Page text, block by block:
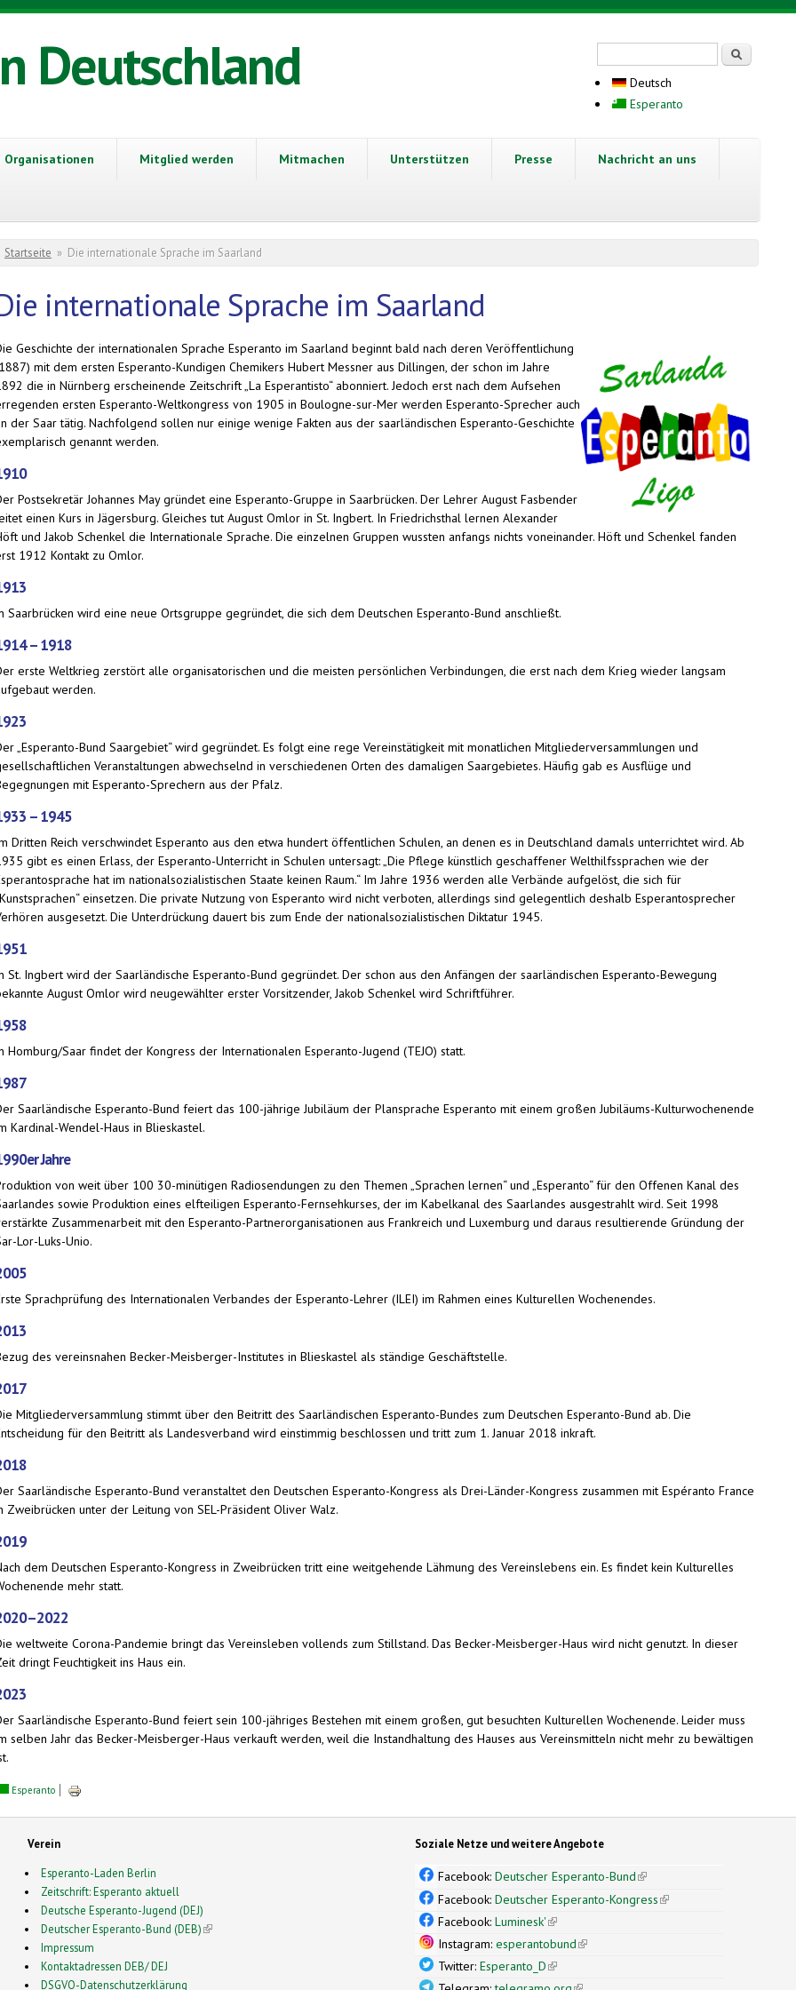
Deutschland
Deutsch
Esperanto
Organisationen Mitglied werden Mitmachen Unterstützen Presse Nachricht an uns
Sie sind hier
Startseite » Die internationale Sprache im Saarland
internationale Sprache im Saarland
Geschichte der internationalen Sprache Esperanto im Saarland beginnt bald nach deren Veröffentlichung
mit dem ersten Esperanto-Kundigen Chemikers Hubert Messner aus Dillingen, der schon im Jahre
die in Nürnberg erscheinende Zeitschrift „La Esperantisto“ abonniert. Jedoch erst nach dem Aufsehen
ersten Esperanto-Weltkongress von 1905 in Boulogne-sur-Mer werden Esperanto-Sprecher auch
der Saar tätig. Nachfolgend sollen nur einige wenige Fakten aus der saarländischen Esperanto-Geschichte
genannt werden.
Postsekretär Johannes May gründet eine Esperanto-Gruppe in Saarbrücken. Der Lehrer August Fasbender
einen Kurs in Jägersburg. Gleiches tut August Omlor in St. Ingbert. In Friedrichsthal lernen Alexander
und Jakob Schenkel die Internationale Sprache. Die einzelnen Gruppen wussten anfangs nichts voneinander. Höft und Schenkel fanden
1912 Kontakt zu Omlor.
Saarbrücken wird eine neue Ortsgruppe gegründet, die sich dem Deutschen Esperanto-Bund anschließt.
– 1918
erste Weltkrieg zerstört alle organisatorischen und die meisten persönlichen Verbindungen, die erst nach dem Krieg wieder langsam
werden.
„Esperanto-Bund Saargebiet“ wird gegründet. Es folgt eine rege Vereinstätigkeit mit monatlichen Mitgliederversammlungen und
Veranstaltungen abwechselnd in verschiedenen Orten des damaligen Saargebietes. Häufig gab es Ausflüge und
mit Esperanto-Sprechern aus der Pfalz.
– 1945
Dritten Reich verschwindet Esperanto aus den etwa hundert öffentlichen Schulen, an denen es in Deutschland damals unterrichtet wird. Ab
gibt es einen Erlass, der Esperanto-Unterricht in Schulen untersagt: „Die Pflege künstlich geschaffener Welthilfssprachen wie der
hat im nationalsozialistischen Staate keinen Raum.“ Im Jahre 1936 werden alle Verbände aufgelöst, die sich für
einsetzen. Die private Nutzung von Esperanto wird nicht verboten, allerdings sind gelegentlich deshalb Esperantosprecher
ausgesetzt. Die Unterdrückung dauert bis zum Ende der nationalsozialistischen Diktatur 1945.
St. Ingbert wird der Saarländische Esperanto-Bund gegründet. Der schon aus den Anfängen der saarländischen Esperanto-Bewegung
August Omlor wird neugewählter erster Vorsitzender, Jakob Schenkel wird Schriftführer.
Homburg/Saar findet der Kongress der Internationalen Esperanto-Jugend (TEJO) statt.
Saarländische Esperanto-Bund feiert das 100-jährige Jubiläum der Plansprache Esperanto mit einem großen Jubiläums-Kulturwochenende
Kardinal-Wendel-Haus in Blieskastel.
Jahre
von weit über 100 30-minütigen Radiosendungen zu den Themen „Sprachen lernen“ und „Esperanto“ für den Offenen Kanal des
sowie Produktion eines elfteiligen Esperanto-Fernsehkurses, der im Kabelkanal des Saarlandes ausgestrahlt wird. Seit 1998
Zusammenarbeit mit den Esperanto-Partnerorganisationen aus Frankreich und Luxemburg und daraus resultierende Gründung der
Lor-Luks-Unio.
Sprachprüfung des Internationalen Verbandes der Esperanto-Lehrer (ILEI) im Rahmen eines Kulturellen Wochenendes.
des vereinsnahen Becker-Meisberger-Institutes in Blieskastel als ständige Geschäftstelle.
Mitgliederversammlung stimmt über den Beitritt des Saarländischen Esperanto-Bundes zum Deutschen Esperanto-Bund ab. Die
für den Beitritt als Landesverband wird einstimmig beschlossen und tritt zum 1. Januar 2018 inkraft.
Saarländische Esperanto-Bund veranstaltet den Deutschen Esperanto-Kongress als Drei-Länder-Kongress zusammen mit Espéranto France
Zweibrücken unter der Leitung von SEL-Präsident Oliver Walz.
dem Deutschen Esperanto-Kongress in Zweibrücken tritt eine weitgehende Lähmung des Vereinslebens ein. Es findet kein Kulturelles
mehr statt.
weltweite Corona-Pandemie bringt das Vereinsleben vollends zum Stillstand. Das Becker-Meisberger-Haus wird nicht genutzt. In dieser
dringt Feuchtigkeit ins Haus ein.
Saarländische Esperanto-Bund feiert sein 100-jähriges Bestehen mit einem großen, gut besuchten Kulturellen Wochenende. Leider muss
selben Jahr das Becker-Meisberger-Haus verkauft werden, weil die Instandhaltung des Hauses aus Vereinsmitteln nicht mehr zu bewältigen
Esperanto
Verein
Esperanto-Laden Berlin
Zeitschrift: Esperanto aktuell
Deutsche Esperanto-Jugend (DEJ)
Deutscher Esperanto-Bund (DEB)(link is external)
Impressum
Kontaktadressen DEB/ DEJ
DSGVO-Datenschutzerklärung
Soziale Netze und weitere Angebote
Facebook:Deutscher Esperanto-Bund(link is external)
Facebook:Deutscher Esperanto-Kongress(link is external)
Facebook:Luminesk'(link is external)
Instagram:esperantobund(link is external)
Twitter:Esperanto_D(link is external)